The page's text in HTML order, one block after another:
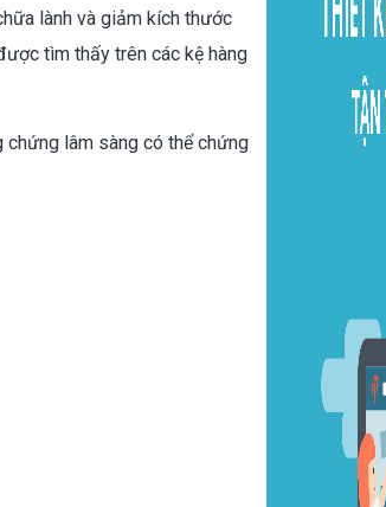
lành và giảm kích thước
tìm thấy trên các kệ hàng
chứng lâm sàng có thể chứng